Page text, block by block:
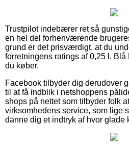
Trustpilot indebærer ret så
en hel del forhenværende
grund er det prisværdigt, at du
forretningens ratings af 0,25 l.
du køber.
Facebook tilbyder dig derudover
til at få indblik i netshoppens
shops på nettet som tilbyder folk
virksomhedens service, som lige
danne dig et indtryk af hvor glade